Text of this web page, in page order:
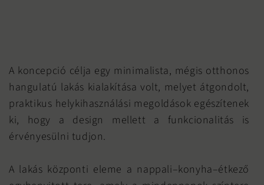
A koncepció célja egy minimalista, mégis otthonos
hangulatú lakás kialakítása volt, melyet átgondolt,
praktikus helykihasználási megoldások egészítenek
ki, hogy a design mellett a funkcionalitás is
érvényesülni tudjon.
A lakás központi eleme a nappali–konyha–étkező